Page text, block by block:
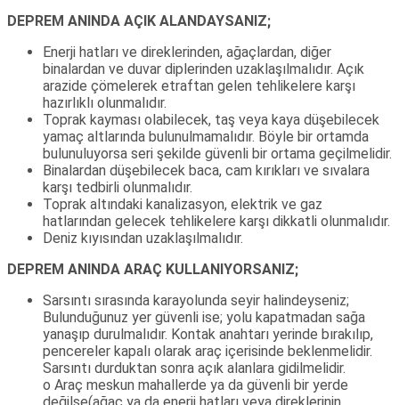
DEPREM ANINDA AÇIK ALANDAYSANIZ;
Enerji hatları ve direklerinden, ağaçlardan, diğer
binalardan ve duvar diplerinden uzaklaşılmalıdır. Açık
arazide çömelerek etraftan gelen tehlikelere karşı
hazırlıklı olunmalıdır.
Toprak kayması olabilecek, taş veya kaya düşebilecek
yamaç altlarında bulunulmamalıdır. Böyle bir ortamda
bulunuluyorsa seri şekilde güvenli bir ortama geçilmelidir.
Binalardan düşebilecek baca, cam kırıkları ve sıvalara
karşı tedbirli olunmalıdır.
Toprak altındaki kanalizasyon, elektrik ve gaz
hatlarından gelecek tehlikelere karşı dikkatli olunmalıdır.
Deniz kıyısından uzaklaşılmalıdır.
DEPREM ANINDA ARAÇ KULLANIYORSANIZ;
Sarsıntı sırasında karayolunda seyir halindeyseniz;
Bulunduğunuz yer güvenli ise; yolu kapatmadan sağa
yanaşıp durulmalıdır. Kontak anahtarı yerinde bırakılıp,
pencereler kapalı olarak araç içerisinde beklenmelidir.
Sarsıntı durduktan sonra açık alanlara gidilmelidir.
o Araç meskun mahallerde ya da güvenli bir yerde